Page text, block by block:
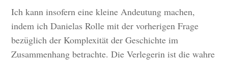
Ich kann insofern eine kleine Andeutung machen,
indem ich Danielas Rolle mit der vorherigen Frage
bezüglich der Komplexität der Geschichte im
Zusammenhang betrachte. Die Verlegerin ist die wahre